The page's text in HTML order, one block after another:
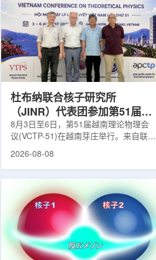
手术...
杜布纳联合核子研究所
（JINR）代表团参加第51届越
南理论物理会议
8月3日至6日，第51届越南理论物理会
议(VCTP-51)在越南芽庄举行。来自联合
南、德国、印度、中国、巴基斯坦、俄
罗斯、台湾、菲律宾和日本等国家和地
区的170余名学者开展交流。本届会议议
题覆盖高能物理、核物理、凝聚态物理
和宇宙学等多个理论物理前沿方向，同
时涉及超越标准模型物理、分子物理、
量子光学与量子信息、生物材料和生物
分子等交叉研究领域。广泛的议程...
2026-08-08